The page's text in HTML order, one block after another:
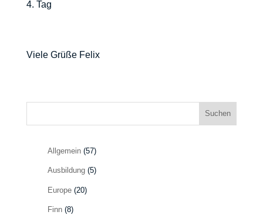
4. Tag
Viele Grüße Felix
Suchen
Allgemein(57)
Ausbildung(5)
Europe(20)
Finn(8)